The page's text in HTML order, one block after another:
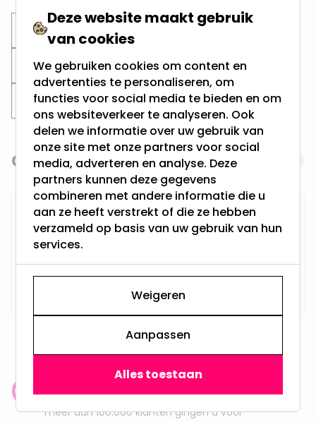
Inbouwspots Mini Inbouwspots
Ronde spots Witte Inbouwspots
Zaagmaat 55MM
Navigating through the elements of the carousel is
Press to skip carousel
Gerelateerde producten
Gatenzaagset Ø54MM
Op voorraad,
23,45
Klantenbeoordeling: 9.4/10
meer dan 100.000 klanten gingen u voor
Deze website maakt gebruik
van cookies
We gebruiken cookies om content en
advertenties te personaliseren, om
functies voor social media te bieden en om
ons websiteverkeer te analyseren. Ook
delen we informatie over uw gebruik van
onze site met onze partners voor social
media, adverteren en analyse. Deze
partners kunnen deze gegevens
combineren met andere informatie die u
aan ze heeft verstrekt of die ze hebben
verzameld op basis van uw gebruik van hun
services.
Weigeren
Aanpassen
Alles toestaan